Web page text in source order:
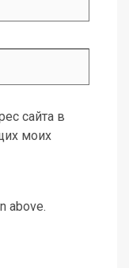
сайта в
моих
above.